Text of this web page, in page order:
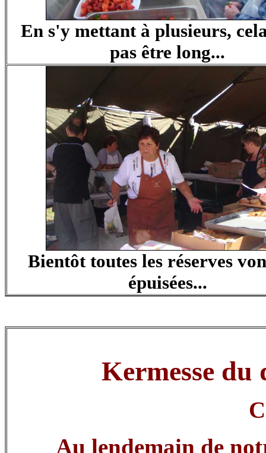
En s'y mettant à plusieurs,
pas être long...
Bientôt toutes les réserves
épuisées...
Kermesse du
Au lendemain de